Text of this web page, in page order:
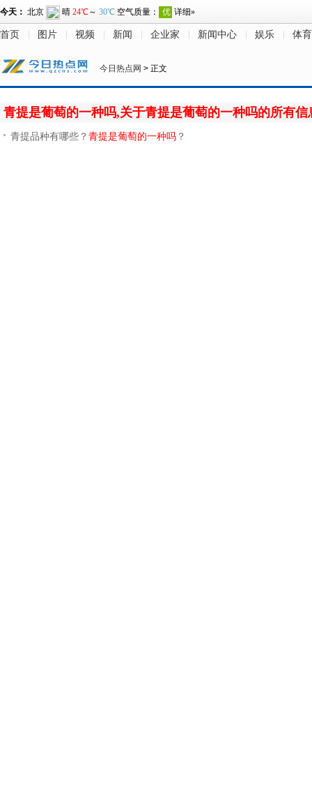
首页 图片 视频 新闻 企业家 新闻中心 娱乐 体育
今日热点网 > 正文
青提是葡萄的一种吗,关于青提是葡萄的一种吗的所有信
青提品种有哪些？青提是葡萄的一种吗 ？